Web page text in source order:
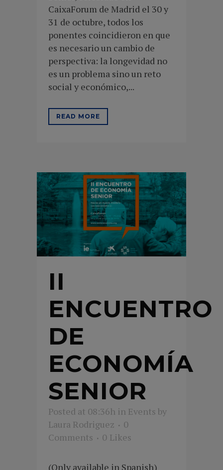
CaixaForum de Madrid el 30 y
31 de octubre, todos los
ponentes coincidieron en que
es necesario un cambio de
perspectiva: la longevidad no
es un problema sino un reto
social y económico,...
READ MORE
II
ENCUENTRO
DE
ECONOMÍA
SENIOR
Posted at 08:36h in Events by
Laura Rodriguez
0
Comments
0 Likes
(Only available in Spanish)